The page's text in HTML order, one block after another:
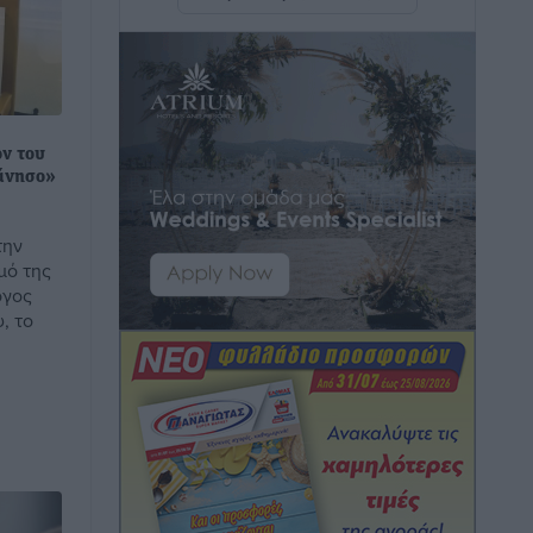
του
της
το
Απαγορεύτηκε η κολύμβηση στην
περιοχή
Τοπικές Ειδήσεις•
Τουρνάς για φωτιές: «Κανένα
περιθώριο εφησυχασμού» – Σε πλήρη
ετοιμότητα ο μηχανισμός
Ειδήσεις• πριν 6 ώρες
Καιρός: Επιμένουν οι υψηλές
θερμοκρασίες – Ισχυρά μελτέμια έως 9
μποφόρ, σε «Red Code» 6 περιοχές
Τοπικές Ειδήσεις• πριν 6 ώρες
Τα φοιτητικά ενοίκια «τινάζουν στον
αέρα» τους οικογενειακούς
προϋπολογισμούς